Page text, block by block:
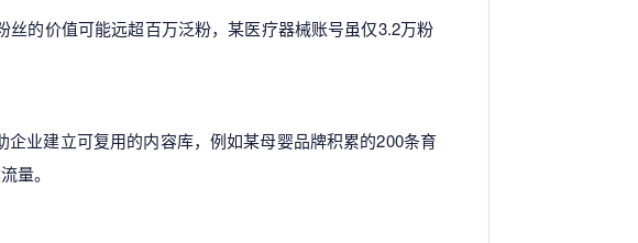
丝的价值可能远超百万泛粉，某医疗器械账号虽仅3.2万粉
业建立可复用的内容库，例如某母婴品牌积累的200条育
量。